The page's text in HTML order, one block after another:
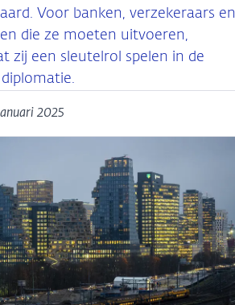
Voor banken, verzekeraars en
die ze moeten uitvoeren,
zij een sleutelrol spelen in de
2025